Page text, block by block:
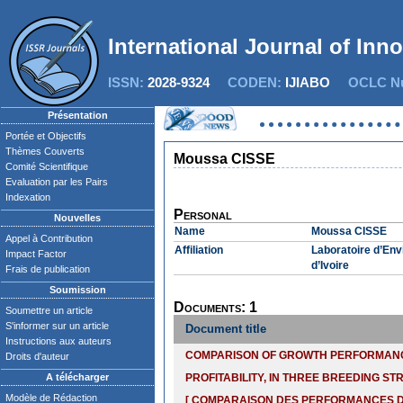
International Journal of
ISSN: 2028-9324CODEN: IJIABO OCLC
Présentation
Portée et Objectifs
Thèmes Couverts
Comité Scientifique
Evaluation par les Pairs
Indexation
Nouvelles
Appel à Contribution
Impact Factor
Frais de publication
Soumission
Soumettre un article
S'informer sur un article
Instructions aux auteurs
Droits d'auteur
A télécharger
Modèle de Rédaction
Moussa CISSE
Personal
Name
Moussa CISSE
Affiliation
Laboratoire
d’Ivoire
Documents: 1
Document title
COMPARISON OF GROWTH
PROFITABILITY, IN THREE BREEDING
[ COMPARAISON DES